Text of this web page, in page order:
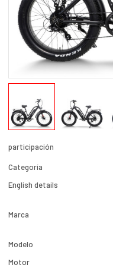
participación
Categoría
English details
Marca
Modelo
Motor